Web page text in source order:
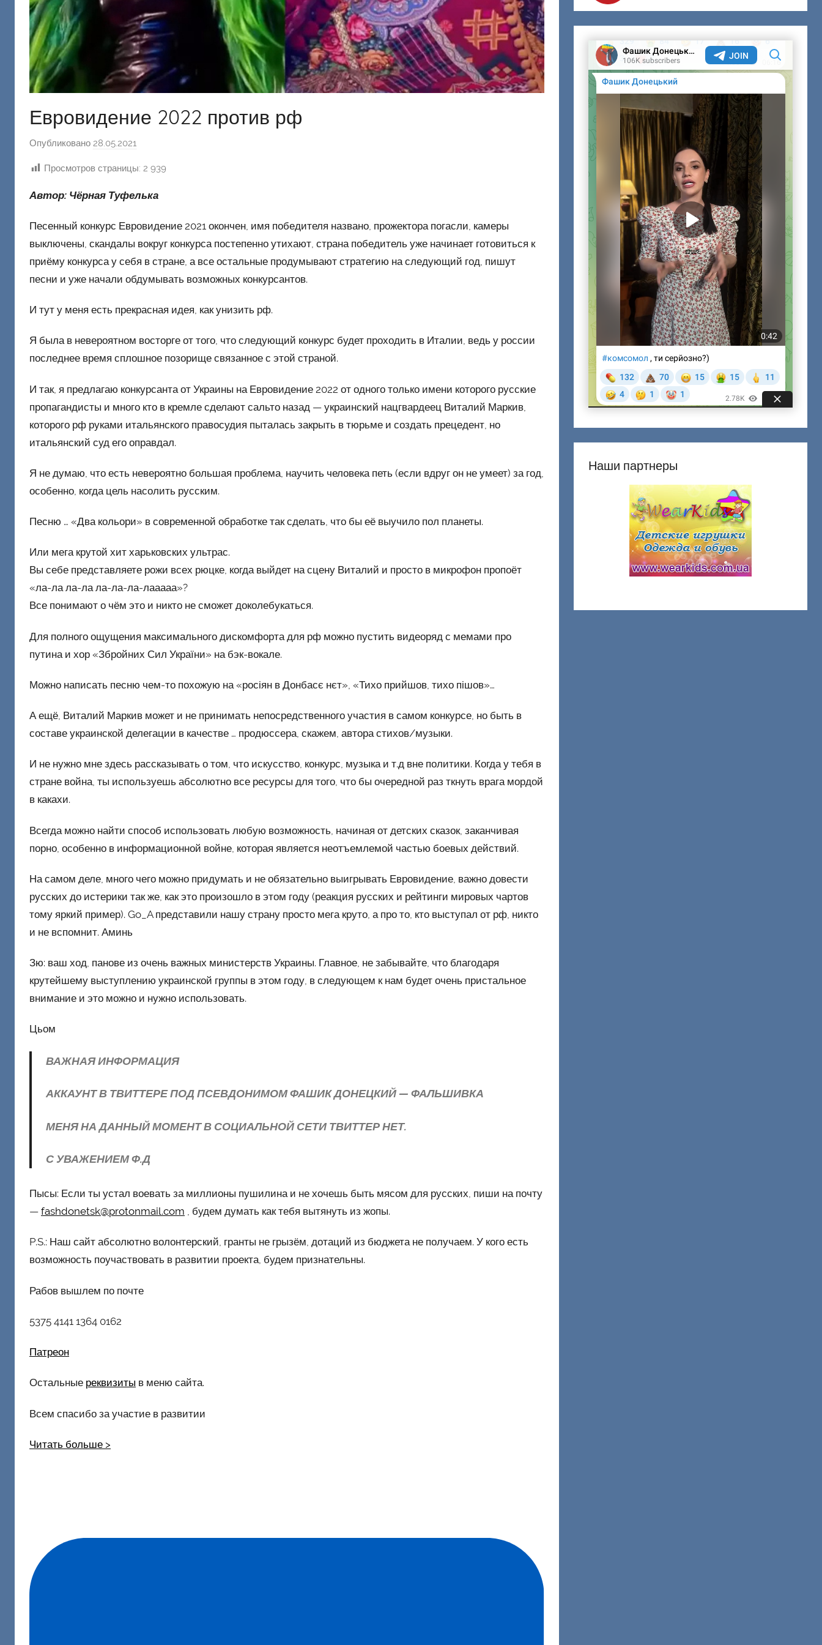
Евровидение 2022 против рф
Опубликовано 28.05.2021
т
о
о
ш
к
ц
к
и
й
Просмотров страницы: 2 939
Автор: Чёрная Туфелька
Песенный конкурс Евровидение 2021 окончен, имя победителя названо, прожектора погасли, камеры
выключены, скандалы вокруг конкурса постепенно утихают, страна победитель уже начинает готовиться к
приёму конкурса у себя в стране, а все остальные продумывают стратегию на следующий год, пишут
песни и уже начали обдумывать возможных конкурсантов.
И тут у меня есть прекрасная идея, как унизить рф.
Я была в невероятном восторге от того, что следующий конкурс будет проходить в Италии, ведь у россии
последнее время сплошное позорище связанное с этой страной.
И так, я предлагаю конкурсанта от Украины на Евровидение 2022 от одного только имени которого русские
пропагандисты и много кто в кремле сделают сальто назад — украинский нацгвардеец Виталий Маркив,
которого рф руками итальянского правосудия пыталась закрыть в тюрьме и создать прецедент, но
итальянский суд его оправдал.
Я не думаю, что есть невероятно большая проблема, научить человека петь (если вдруг он не умеет) за год,
особенно, когда цель насолить русским.
Песню … «Два кольори» в современной обработке так сделать, что бы её выучило пол планеты.
Или мега крутой хит харьковских ультрас.
Вы себе представляете рожи всех рюцке, когда выйдет на сцену Виталий и просто в микрофон пропоёт
«ла-ла ла-ла ла-ла-ла-лааааа»?
Все понимают о чём это и никто не сможет доколебукаться.
Для полного ощущения максимального дискомфорта для рф можно пустить видеоряд с мемами про
путина и хор «Збройних Сил України» на бэк-вокале.
Можно написать песню чем-то похожую на «росіян в Донбасє нєт», «Тихо прийшов, тихо пішов»…
А ещё, Виталий Маркив может и не принимать непосредственного участия в самом конкурсе, но быть в
составе украинской делегации в качестве … продюссера, скажем, автора стихов/музыки.
И не нужно мне здесь рассказывать о том, что искусство, конкурс, музыка и т.д вне политики. Когда у тебя в
стране война, ты используешь абсолютно все ресурсы для того, что бы очередной раз ткнуть врага мордой
в какахи.
Всегда можно найти способ использовать любую возможность, начиная от детских сказок, заканчивая
порно, особенно в информационной войне, которая является неотъемлемой частью боевых действий.
На самом деле, много чего можно придумать и не обязательно выигрывать Евровидение, важно довести
русских до истерики так же, как это произошло в этом году (реакция русских и рейтинги мировых чартов
тому яркий пример). Go_A представили нашу страну просто мега круто, а про то, кто выступал от рф, никто
и не вспомнит. Аминь
Зю: ваш ход, панове из очень важных министерств Украины. Главное, не забывайте, что благодаря
крутейшему выступлению украинской группы в этом году, в следующем к нам будет очень пристальное
внимание и это можно и нужно использовать.
Цьом
ВАЖНАЯ ИНФОРМАЦИЯ
АККАУНТ В ТВИТТЕРЕ ПОД ПСЕВДОНИМОМ ФАШИК ДОНЕЦКИЙ — ФАЛЬШИВКА
МЕНЯ НА ДАННЫЙ МОМЕНТ В СОЦИАЛЬНОЙ СЕТИ ТВИТТЕР НЕТ.
С УВАЖЕНИЕМ Ф.Д
Пысы: Если ты устал воевать за миллионы пушилина и не хочешь быть мясом для русских, пиши на почту
— fashdonetsk@protonmail.com , будем думать как тебя вытянуть из жопы.
P.S.: Наш сайт абсолютно волонтерский, гранты не грызём, дотаций из бюджета не получаем. У кого есть
возможность поучаствовать в развитии проекта, будем признательны.
Рабов вышлем по почте
5375 4141 1364 0162
Патреон
Остальные реквизиты в меню сайта.
Всем спасибо за участие в развитии
Читать больше >
Наши партнеры